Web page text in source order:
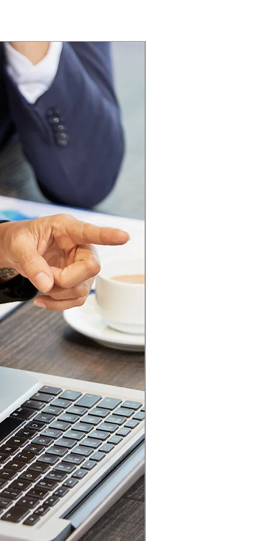
+ IVA